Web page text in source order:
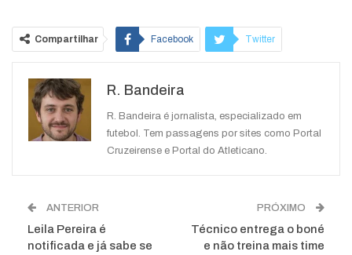
Compartilhar Facebook Twitter
WhatsApp
R. Bandeira
R. Bandeira é jornalista, especializado em
futebol. Tem passagens por sites como Portal
Cruzeirense e Portal do Atleticano.
ANTERIOR
Leila Pereira é
notificada e já sabe se
PRÓXIMO
Técnico entrega o boné
e não treina mais time